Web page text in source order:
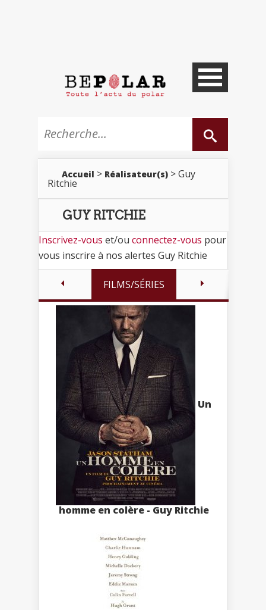
Accueil > Réalisateur(s) > Guy
Ritchie
GUY RITCHIE
Inscrivez-vous et/ou connectez-vous pour
vous inscrire à nos alertes Guy Ritchie
FILMS/SÉRIES
Un
homme en colère - Guy Ritchie